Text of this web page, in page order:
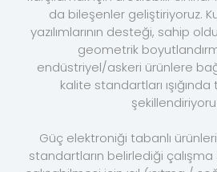
da bileşenler geliştiriyoruz.
yazılımlarının desteği, sahip
geometrik
endüstriyel/askeri ürünlere
kalite standartları ışığında
Güç elektroniği tabanlı
standartların belirlediği